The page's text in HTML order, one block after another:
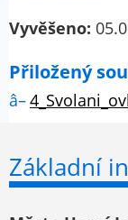
Vyvěšeno:
Přiložený
Základní